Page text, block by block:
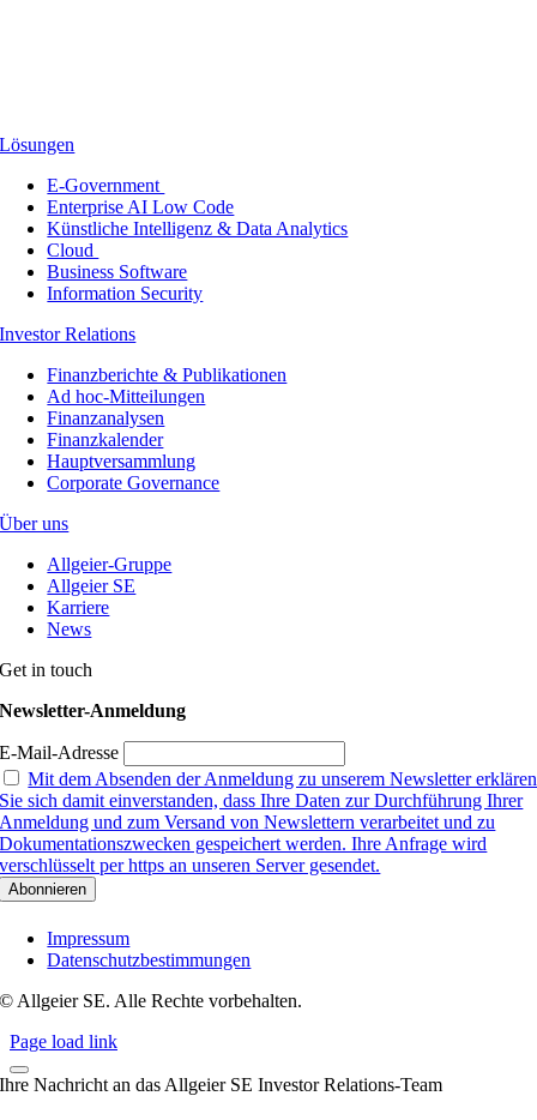
Lösungen
E-Government
Enterprise AI Low Code
Künstliche Intelligenz & Data Analytics
Cloud
Business Software
Information Security
Investor Relations
Finanzberichte & Publikationen
Ad hoc-Mitteilungen
Finanzanalysen
Finanzkalender
Hauptversammlung
Corporate Governance
Über uns
Allgeier-Gruppe
Allgeier SE
Karriere
News
Get in touch
Newsletter-Anmeldung
E-Mail-Adresse
Mit dem Absenden der Anmeldung zu unserem Newsletter erklären
Sie sich damit einverstanden, dass Ihre Daten zur Durchführung Ihrer
Anmeldung und zum Versand von Newslettern verarbeitet und zu
Dokumentationszwecken gespeichert werden. Ihre Anfrage wird
verschlüsselt per https an unseren Server gesendet.
Impressum
Datenschutzbestimmungen
© Allgeier SE. Alle Rechte vorbehalten.
Page load link
Ihre Nachricht an das Allgeier SE Investor Relations-Team